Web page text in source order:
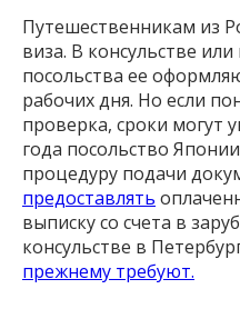
Путешественникам из
виза. В консульстве
посольства ее
рабочих дня. Но если
проверка, сроки могут
года посольство
процедуру подачи
предоставлять
выписку со счета в
консульстве в
прежнему требуют.